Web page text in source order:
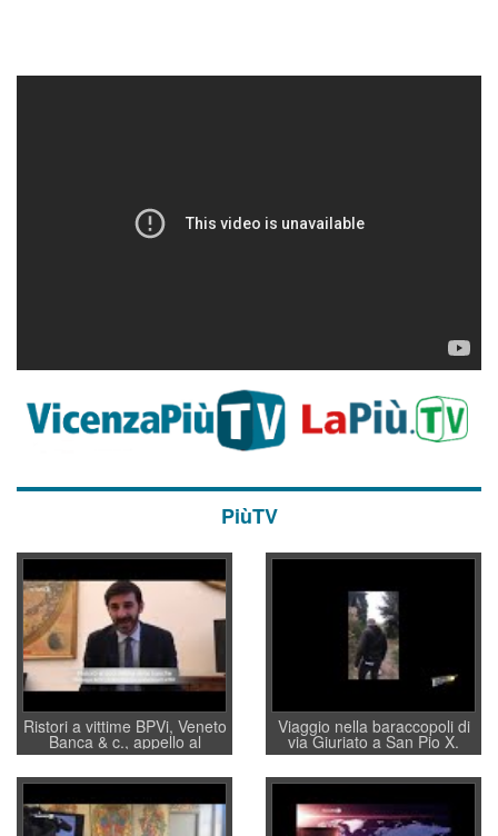
PiùTV
Ristori a vittime BPVi, Veneto
Banca & c., appello al
sottosegretario Alessio
Villarosa: per mettere ordine
convochi con Di Maio CNCU
a supporto della cabina di
regia al Mef
Viaggio nella baraccopoli di
via Giuriato a San Pio X.
Vicenza ai Vicentini: “faremo
un regalo di Natale ai
residenti”